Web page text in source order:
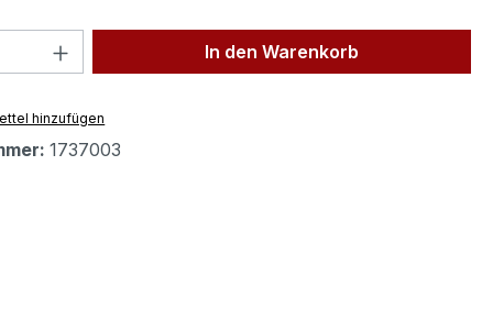
Anzahl: Gib den gewünschten Wert
In den Warenkorb
hinzufügen
1737003